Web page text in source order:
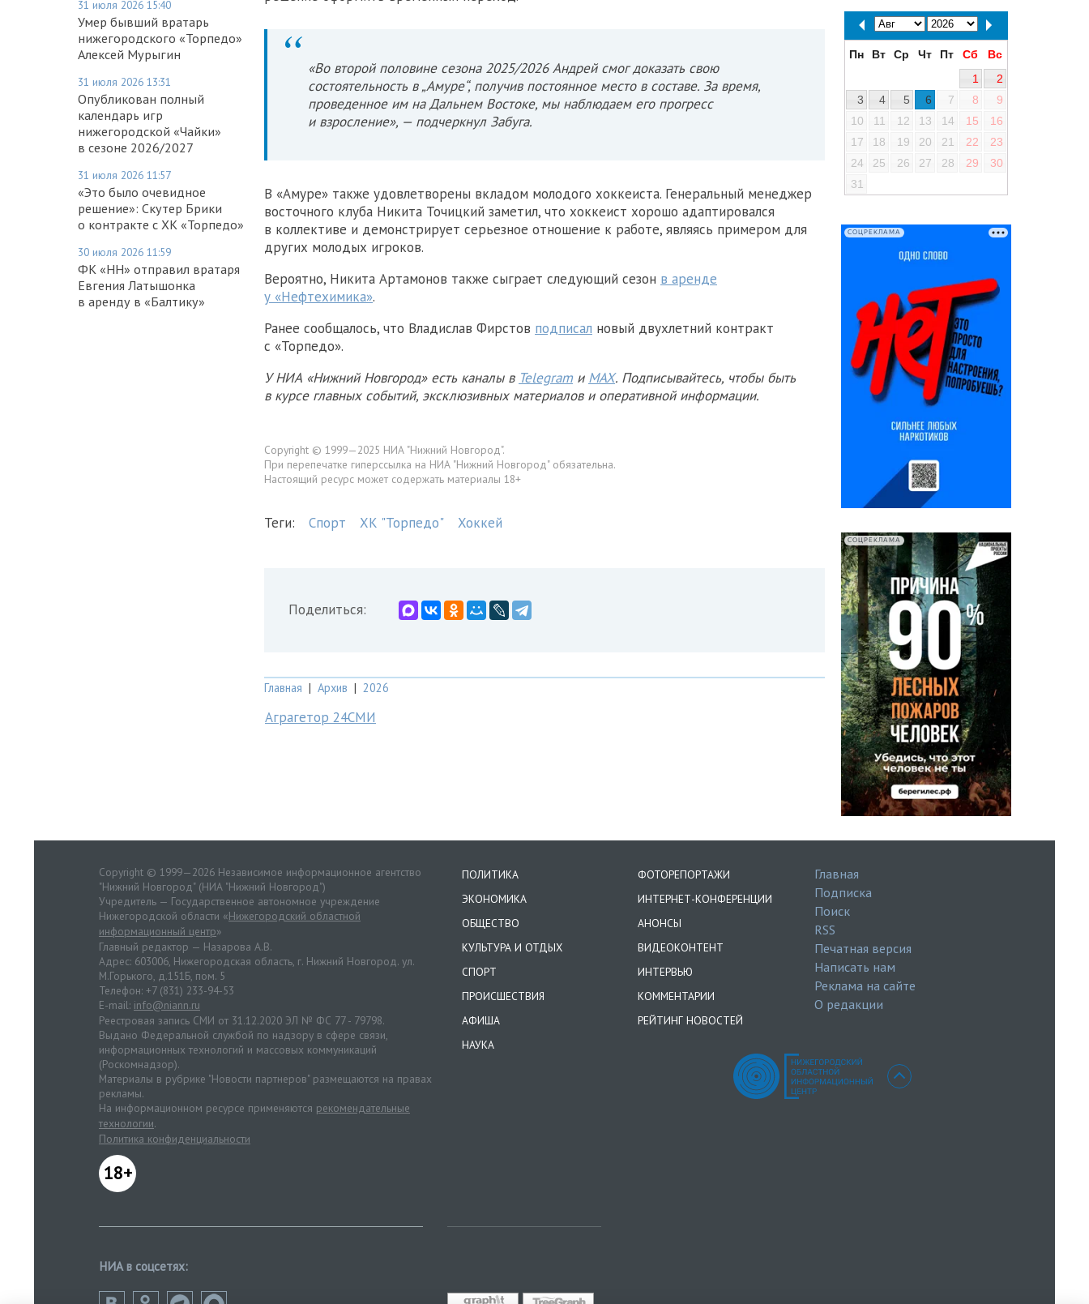
31 июля 2026 15:40
Умер бывший вратарь
нижегородского «Торпедо»
Алексей Мурыгин
31 июля 2026 13:31
Опубликован полный
календарь игр
нижегородской «Чайки»
в сезоне 2026/2027
31 июля 2026 11:57
«Это было очевидное
решение»: Скутер Брики
о контракте с ХК «Торпедо»
30 июля 2026 11:59
ФК «НН» отправил вратаря
Евгения Латышонка
в аренду в «Балтику»
«Во второй половине сезона 2025/2026 Андрей смог доказать свою
состоятельность в „Амуре“, получив постоянное место в составе. За время,
проведенное им на Дальнем Востоке, мы наблюдаем его прогресс
и взросление», — подчеркнул Забуга.
В «Амуре» также удовлетворены вкладом молодого хоккеиста. Генеральный менеджер
восточного клуба Никита Точицкий заметил, что хоккеист хорошо адаптировался
в коллективе и демонстрирует серьезное отношение к работе, являясь примером для
других молодых игроков.
Вероятно, Никита Артамонов также сыграет следующий сезон в аренде
у «Нефтехимика».
Ранее сообщалось, что Владислав Фирстов подписал новый двухлетний контракт
с «Торпедо».
У НИА «Нижний Новгород» есть каналы в Telegram и MAX. Подписывайтесь, чтобы быть
в курсе главных событий, эксклюзивных материалов и оперативной информации.
Copyright © 1999—2025 НИА "Нижний Новгород".
При перепечатке гиперссылка на НИА "Нижний Новгород" обязательна.
Настоящий ресурс может содержать материалы 18+
Теги: Спорт ХК "Торпедо" Хоккей
Поделиться:
Главная | Архив | 2026
Аграгетор 24СМИ
Пн Вт Ср Чт Пт Сб
Вс
1
2
3
4 5 6 7 8
9
10
11 12 13 14 15
16
17
18 19 20 21 22
23
24
25 26 27 28 29
30
31
СОЦРЕКЛАМА
СОЦРЕКЛАМА
Copyright © 1999—2026 Независимое информационное агентство
"Нижний Новгород" (НИА "Нижний Новгород")
Учредитель — Государственное автономное учреждение
Нижегородской области «Нижегородский областной
информационный центр»
Главный редактор — Назарова А.В.
Адрес: 603006, Нижегородская область, г. Нижний Новгород. ул.
М.Горького, д.151Б, пом. 5
Телефон: +7 (831) 233-94-53
E-mail: info@niann.ru
Реестровая запись СМИ от 31.12.2020 ЭЛ № ФС 77 - 79798.
Выдано Федеральной службой по надзору в сфере связи,
информационных технологий и массовых коммуникаций
(Роскомнадзор).
Материалы в рубрике "Новости партнеров" размещаются на правах
рекламы.
На информационном ресурсе применяются рекомендательные
технологии.
Политика конфиденциальности
18+
ПОЛИТИКА
ЭКОНОМИКА
ОБЩЕСТВО
КУЛЬТУРА И ОТДЫХ
СПОРТ
ПРОИСШЕСТВИЯ
АФИША
НАУКА
ФОТОРЕПОРТАЖИ
ИНТЕРНЕТ-КОНФЕРЕНЦИИ
АНОНСЫ
ВИДЕОКОНТЕНТ
ИНТЕРВЬЮ
КОММЕНТАРИИ
РЕЙТИНГ НОВОСТЕЙ
Главная
Подписка
Поиск
RSS
Печатная версия
Написать нам
Реклама на сайте
О редакции
НИА в соцсетях: